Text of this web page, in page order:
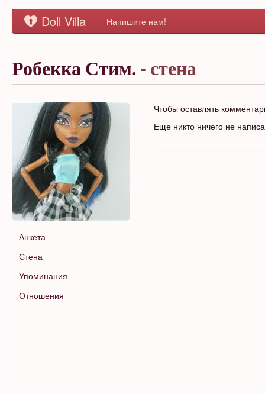
Doll Villa Напишите нам!
Робекка Стим. - стена
Анкета
Стена
Упоминания
Отношения
Чтобы оставлять
Еще никто ничего не